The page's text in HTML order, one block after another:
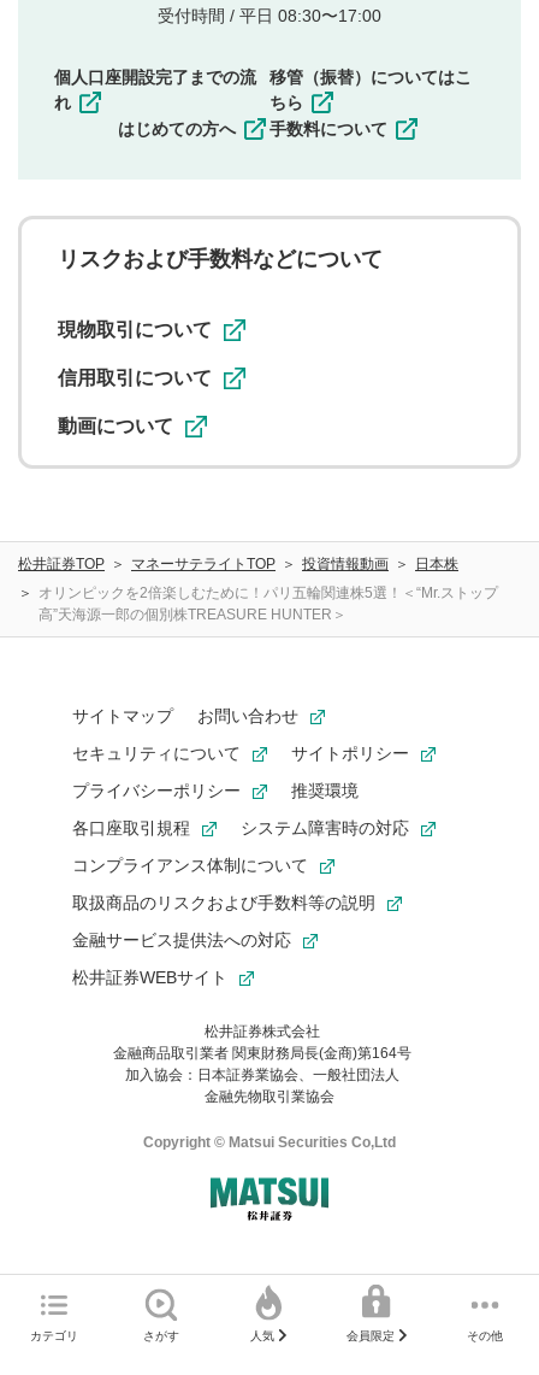
カテゴリ さがす 人気 会員限定 その他
他者の権利（商標、著作権、その他の知的財産
その他当社が不適切と判断した投稿
一度投稿した評価およびコメントの変更・削除はできま
に関する著作者人格権を行使しないことに同意します。利
用者が投稿したコメントは、当社サービスの広告・宣伝、
ることがあります。
受付時間 / 平日 08:30〜17:00
個人口座開設完了までの流
れ
はじめての方へ
移管（振替）についてはこ
ちら
手数料について
リスクおよび手数料などについて
現物取引について
信用取引について
動画について
松井証券TOP マネーサテライトTOP 投資情報動画
日本株
オリンピックを2倍楽しむために！パリ五輪関連株5選！＜“Mr.ストップ
高”天海源一郎の個別株TREASURE HUNTER＞
サイトマップ
お問い合わせ
セキュリティについて
サイトポリシー
プライバシーポリシー
推奨環境
各口座取引規程
システム障害時の対応
コンプライアンス体制について
取扱商品のリスクおよび手数料等の説明
金融サービス提供法への対応
松井証券WEBサイト
松井証券株式会社
金融商品取引業者 関東財務局長(金商)第164号
加入協会：日本証券業協会、一般社団法人
金融先物取引業協会
Copyright © Matsui Securities Co,Ltd
マネーサテライトのWEBサイトへようこそ
直前にご覧いただいていたWEBサイトは、当社が作成したもので
ご利用の環境(Internet Explorer)は、本サイトの推奨環境外のた
め、
一部の機能が正常に動作しない可能性があります。
お気に入り機能は松井証券の会員限定の機能です。
お気に入り登録いただくと、後からいつでもお気に入りのコンテ
ンツを一覧でご確認いただけます。
ご利用いただくには口座開設が必要です。
はご利用の端末で一度ログインしてください。
ログイン